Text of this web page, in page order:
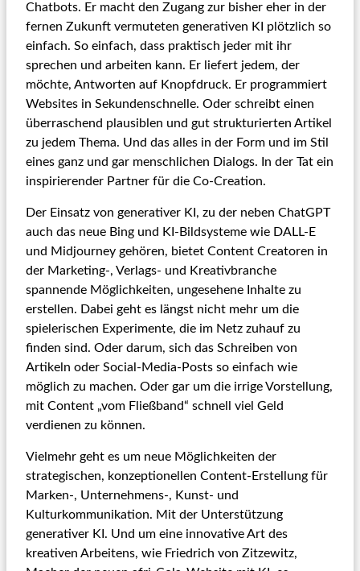
Chatbots. Er macht den Zugang zur bisher eher in der
fernen Zukunft vermuteten generativen KI plötzlich so
einfach. So einfach, dass praktisch jeder mit ihr
sprechen und arbeiten kann. Er liefert jedem, der
möchte, Antworten auf Knopfdruck. Er programmiert
Websites in Sekundenschnelle. Oder schreibt einen
überraschend plausiblen und gut strukturierten Artikel
zu jedem Thema. Und das alles in der Form und im Stil
eines ganz und gar menschlichen Dialogs. In der Tat ein
inspirierender Partner für die Co-Creation.
Der Einsatz von generativer KI, zu der neben ChatGPT
auch das neue Bing und KI-Bildsysteme wie DALL-E
und Midjourney gehören, bietet Content Creatoren in
der Marketing-, Verlags- und Kreativbranche
spannende Möglichkeiten, ungesehene Inhalte zu
erstellen. Dabei geht es längst nicht mehr um die
spielerischen Experimente, die im Netz zuhauf zu
finden sind. Oder darum, sich das Schreiben von
Artikeln oder Social-Media-Posts so einfach wie
möglich zu machen. Oder gar um die irrige Vorstellung,
mit Content „vom Fließband“ schnell viel Geld
verdienen zu können.
Vielmehr geht es um neue Möglichkeiten der
strategischen, konzeptionellen Content-Erstellung für
Marken-, Unternehmens-, Kunst- und
Kulturkommunikation. Mit der Unterstützung
generativer KI. Und um eine innovative Art des
kreativen Arbeitens, wie Friedrich von Zitzewitz,